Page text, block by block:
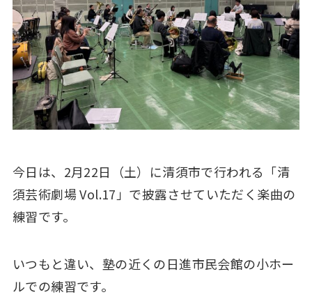
今日は、2月22日（土）に清須市で行われる「清
須芸術劇場 Vol.17」で披露させていただく楽曲の
練習です。
いつもと違い、塾の近くの日進市民会館の小ホー
ルでの練習です。